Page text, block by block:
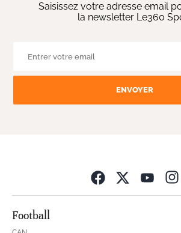
Saisissez votre adresse email
la newsletter Le360
ENVOYER
Football